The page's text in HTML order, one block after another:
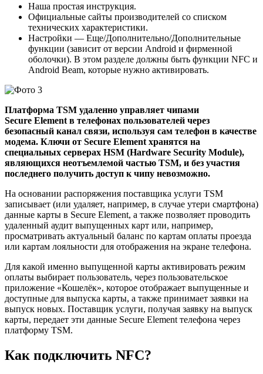
Наша простая инструкция.
Официальные сайты производителей со списком
технических характеристики.
Настройки — Еще/Дополнительно/Дополнительные
функции (зависит от версии Android и фирменной
оболочки). В этом разделе должны быть функции NFC и
Android Beam, которые нужно активировать.
Платформа TSM удаленно управляет чипами
Secure Element в телефонах пользователей через
безопасный канал связи, используя сам телефон в качестве
модема. Ключи от Secure Element хранятся на
специальных серверах HSM (Hardware Security Module),
являющихся неотъемлемой частью TSM, и без участия
последнего получить доступ к чипу невозможно.
На основании распоряжения поставщика услуги TSM
записывает (или удаляет, например, в случае утери смартфона)
данные карты в Secure Element, а также позволяет проводить
удаленный аудит выпущенных карт или, например,
просматривать актуальный баланс по картам оплаты проезда
или картам лояльности для отображения на экране телефона.
Для какой именно выпущенной карты активировать режим
оплаты выбирает пользователь, через пользовательское
приложение «Кошелёк», которое отображает выпущенные и
доступные для выпуска карты, а также принимает заявки на
выпуск новых. Поставщик услуги, получая заявку на выпуск
карты, передает эти данные Secure Element телефона через
платформу TSM.
Как подключить NFC?